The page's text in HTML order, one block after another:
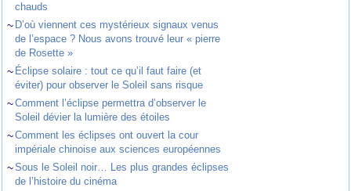
chauds
~ D’où viennent ces mystérieux signaux venus
de l’espace ? Nous avons trouvé leur « pierre
de Rosette »
~ Éclipse solaire : tout ce qu’il faut faire (et
éviter) pour observer le Soleil sans risque
~Comment l’éclipse permettra d’observer le
Soleil dévier la lumière des étoiles
~Comment les éclipses ont ouvert la cour
impériale chinoise aux sciences européennes
~Sous le Soleil noir… Les plus grandes éclipses
de l’histoire du cinéma